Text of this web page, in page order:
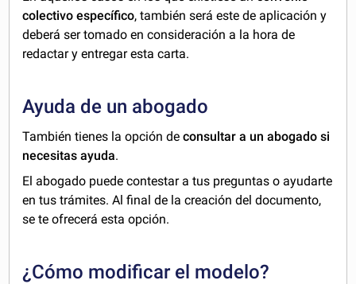
colectivo específico, también será este de aplicación y
deberá ser tomado en consideración a la hora de
redactar y entregar esta carta.
Ayuda de un abogado
También tienes la opción deconsultar a un abogado si
necesitas ayuda.
El abogado puede contestar a tus preguntas o ayudarte
en tus trámites. Al final de la creación del documento,
se te ofrecerá esta opción.
¿Cómo modificar el modelo?